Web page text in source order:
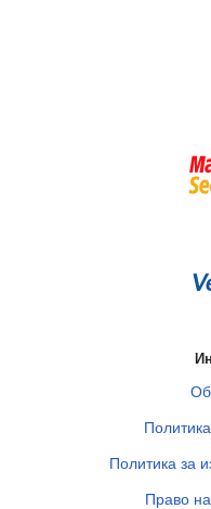
Политика за
Право на